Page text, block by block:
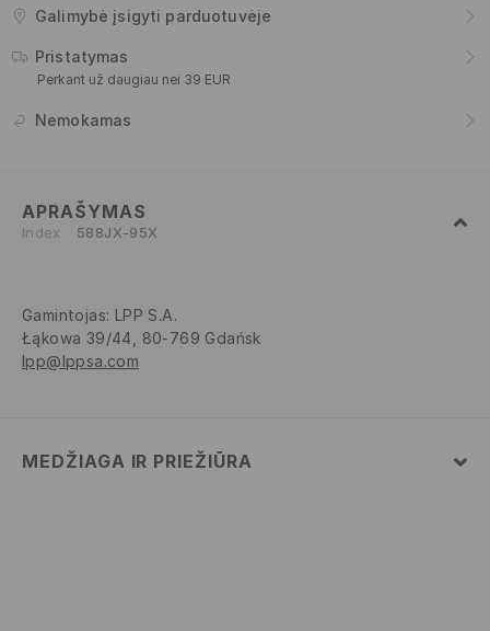
Galimybė įsigyti parduotuvėje
Pristatymas
Perkant už daugiau nei 39 EUR
Nemokamas
APRAŠYMAS
Index 588JX-95X
Gamintojas: LPP S.A.
Łąkowa 39/44, 80-769 Gdańsk
lpp@lppsa.com
MEDŽIAGA IR PRIEŽIŪRA